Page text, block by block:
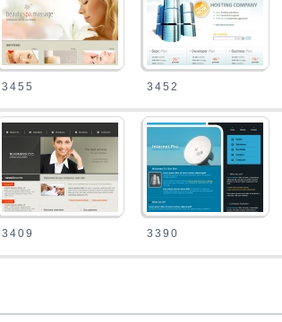
3455 3452
3409 3390